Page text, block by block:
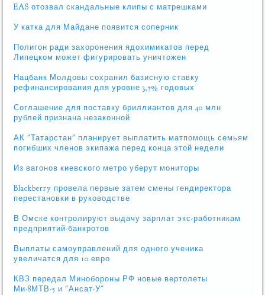
EAS отозвал скандальные клипы с матрешками
У катка для Майдане появится соперник
Полигон ради захоронения ядохимикатов перед
Липецком может фигурировать уничтожен
Нацбанк Молдовы сохранил базисную ставку
рефинансирования для уровне 3,5% годовых
Соглашение для поставку бриллиантов для 40 млн
рублей признана незаконной
АК "Татарстан" планирует выплатить матпомощь семьям
погибших членов экипажа перед конца этой недели
Из вагонов киевского метро уберут мониторы
Blackberry провела первые затем смены гендиректора
перестановки в руководстве
В Омске контролируют выдачу зарплат экс-работникам
предприятий-банкротов
Выплаты самоуправлений для одного ученика
увеличатся для 10 евро
КВЗ передал Минобороны РФ новые вертолеты
Ми-8МТВ-5 и "Ансат-У"